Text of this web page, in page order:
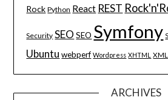
Rock Python React REST
Security SEO SEO Symfony
Ubuntu webperf Wordpress XHTML XML
ARCHIVES